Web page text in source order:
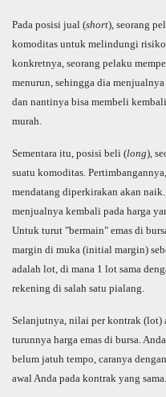
Pada posisi jual (short), seorang
komoditas untuk melindungi risiko
konkretnya, seorang pelaku
menurun, sehingga dia
dan nantinya bisa membeli
murah.
Sementara itu, posisi beli (long),
suatu komoditas.
mendatang diperkirakan akan
menjualnya kembali pada harga
Untuk turut "bermain" emas di
margin di muka (initial margin)
adalah lot, di mana 1 lot sama
rekening di salah satu pialang.
Selanjutnya, nilai per kontrak (lot)
turunnya harga emas di bursa.
belum jatuh tempo, caranya
awal Anda pada kontrak yang sama.